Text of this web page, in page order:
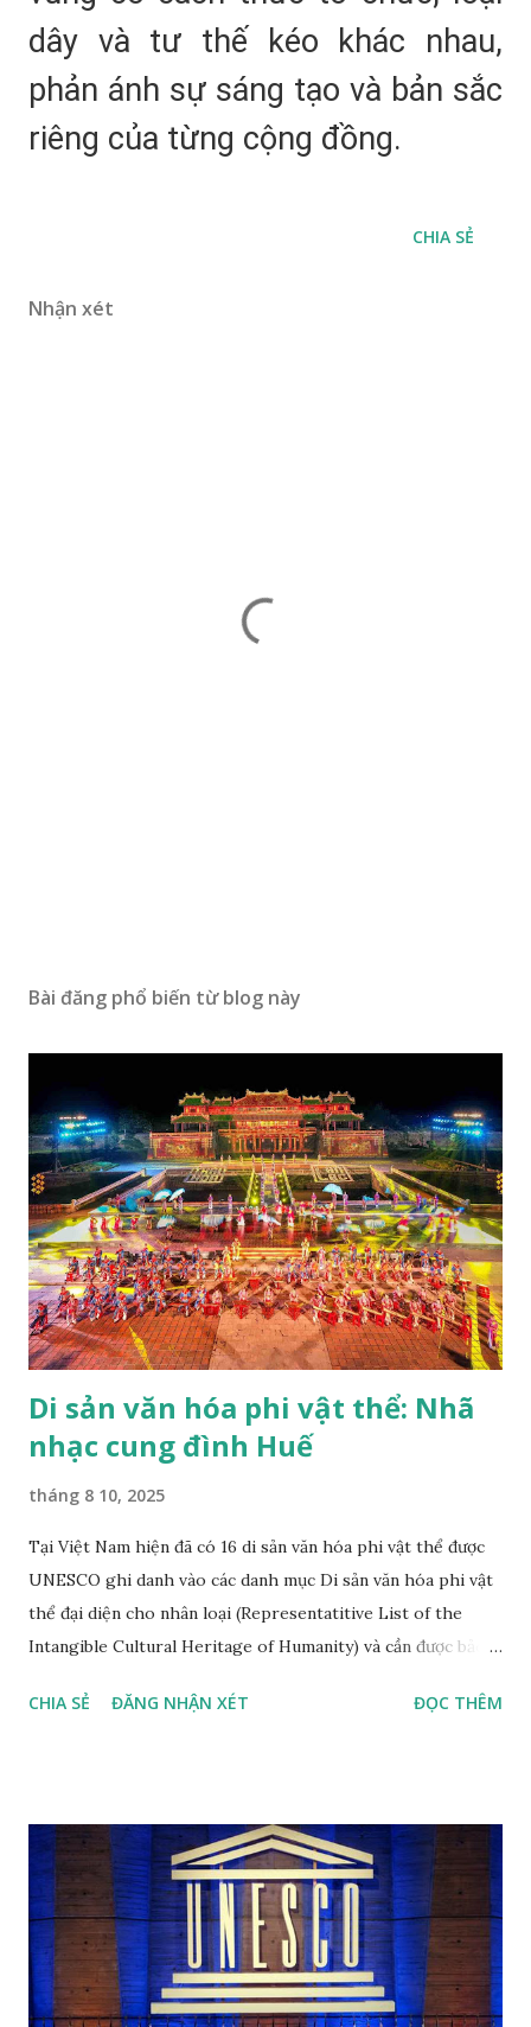
dây và tư thế kéo khác nhau,
phản ánh sự sáng tạo và bản sắc
riêng của từng cộng đồng.
CHIA SẺ
Nhận xét
Bài đăng phổ biến từ blog này
Di sản văn hóa phi vật thể: Nhã
nhạc cung đình Huế
tháng 8 10, 2025
Tại Việt Nam hiện đã có 16 di sản văn hóa phi vật thể được
UNESCO ghi danh vào các danh mục Di sản văn hóa phi vật
thể đại diện cho nhân loại (Representatitive List of the
Intangible Cultural Heritage of Humanity) và cần được bảo
Urgent Safeguarding) theo thứ tự năm công nhận mới nhất
đại diện của nhân loại. Nhã nhạc cung đình Huế là thể loại
nhạc của cung đình thời phong kiến, được biểu diễn vào các
dịp lễ hội (vua đăng quang, băng hà, các lễ hội tôn nghiêm
khác) trong năm của các triều đại nhà Nguyễn của Việt Nam.
Nhã nhạc cung đình Huế đã được UNESCO công nhận là
Kiệt tác truyền khẩu và phi vật thể nhân loại vào năm 2003.
CHIA SẺ ĐĂNG NHẬN XÉT ĐỌC THÊM